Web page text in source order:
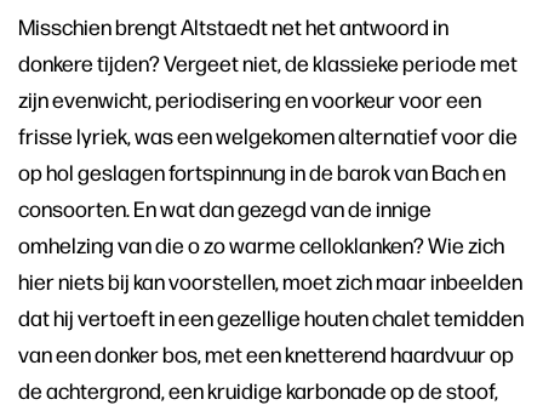
Misschien brengt Altstaedt net het antwoord in
donkere tijden? Vergeet niet, de klassieke periode met
zijn evenwicht, periodisering en voorkeur voor een
frisse lyriek, was een welgekomen alternatief voor die
op hol geslagen fortspinnung in de barok van Bach en
consoorten. En wat dan gezegd van de innige
omhelzing van die o zo warme celloklanken? Wie zich
hier niets bij kan voorstellen, moet zich maar inbeelden
dat hij vertoeft in een gezellige houten chalet temidden
van een donker bos, met een knetterend haardvuur op
de achtergrond, een kruidige karbonade op de stoof,